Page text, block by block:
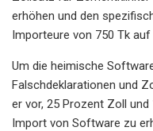
erhöhen und den
Importeure von 750 Tk
Um die heimische
Falschdeklarationen und
er vor, 25 Prozent Zoll
Import von Software zu